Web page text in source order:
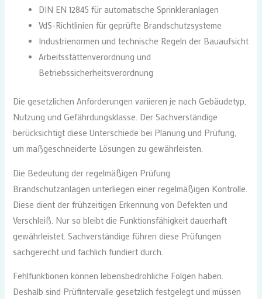
DIN EN 12845 für automatische Sprinkleranlagen
VdS-Richtlinien für geprüfte Brandschutzsysteme
Industrienormen und technische Regeln der Bauaufsicht
Arbeitsstättenverordnung und
Betriebssicherheitsverordnung
Die gesetzlichen Anforderungen variieren je nach Gebäudetyp,
Nutzung und Gefährdungsklasse. Der Sachverständige
berücksichtigt diese Unterschiede bei Planung und Prüfung,
um maßgeschneiderte Lösungen zu gewährleisten.
Die Bedeutung der regelmäßigen Prüfung
Brandschutzanlagen unterliegen einer regelmäßigen Kontrolle.
Diese dient der frühzeitigen Erkennung von Defekten und
Verschleiß. Nur so bleibt die Funktionsfähigkeit dauerhaft
gewährleistet. Sachverständige führen diese Prüfungen
sachgerecht und fachlich fundiert durch.
Fehlfunktionen können lebensbedrohliche Folgen haben.
Deshalb sind Prüfintervalle gesetzlich festgelegt und müssen